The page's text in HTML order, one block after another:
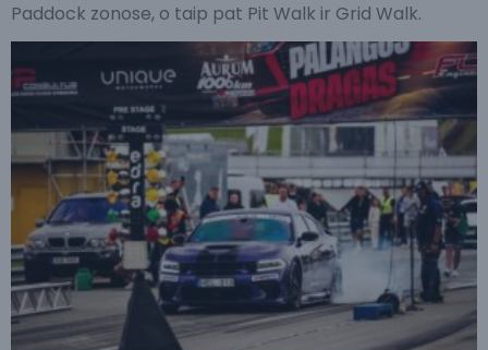
Paddock zonose, o taip pat Pit Walk ir Grid Walk.